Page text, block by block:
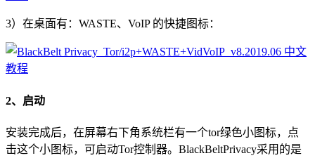
3）在桌面有：WASTE、VoIP 的快捷图标：
2、启动
安装完成后，在屏幕右下角系统栏有一个tor绿色小图标，点
击这个小图标，可启动Tor控制器。BlackBeltPrivacy采用的是